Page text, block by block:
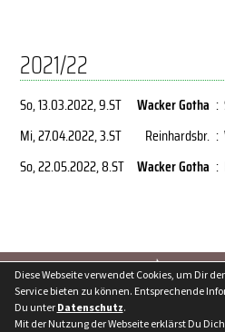
2021/22
So, 13.03.2022, 9.ST Wacker Gotha :
Mi, 27.04.2022, 3.ST Reinhardsbr. :
So, 22.05.2022, 8.ST Wacker Gotha :
Besucherstatistik
Diese Webseite verwendet Cookies, um Dir
Service bieten zu können. Entsprechende
Du unter Datenschutz.
Mit der Nutzung der Webseite erklärst Du